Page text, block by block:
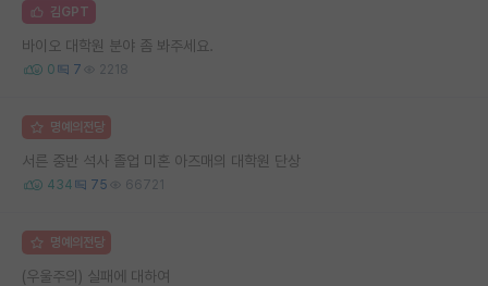
김GPT
바이오 대학원 분야 좀 봐주세요.
0 7 2218
명예의전당
서른 중반 석사 졸업 미혼 아즈매의 대학원 단상
434 75 66721
명예의전당
(우울주의) 실패에 대하여